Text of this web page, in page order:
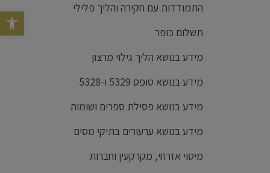
פתח סרגל
התמודדות עם חקירה והליך פלילי
תשלום כופר
מידע בנושא הליך גילוי מרצון
מידע בנושא טופס 5329 ו-5328
מידע בנושא פסילת ספרים ושומות
מידע בנושא ערעורים בתיקי מסים
מיסוי אזרחי, מקרקעין וחברות